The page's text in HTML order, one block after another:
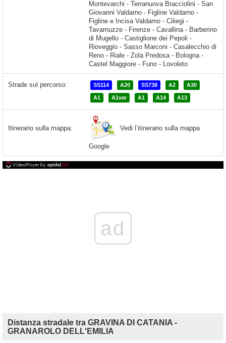
Strade sul percorso: SS114 A20 SS738 A2 A30
A1 A1var A1 A14 A13
Itinerario sulla mappa: Vedi l’itinerario sulla mappa
Google
ad
Distanza stradale tra GRAVINA DI CATANIA -
GRANAROLO DELL'EMILIA